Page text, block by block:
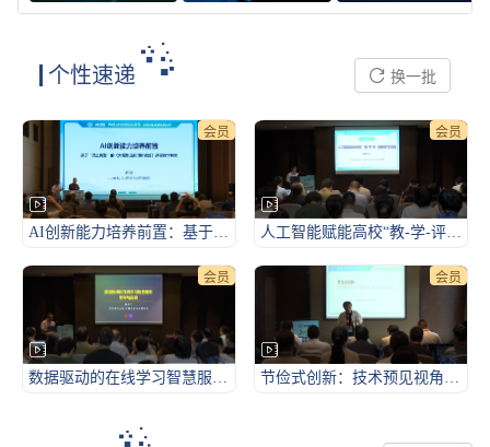
个性速递 换一批
会员
AI创新能力培养前置：基于“码上初发”的《大模型应用创新实践》课程教学探索-2026CCF未来计算机教育峰会（FCES 2026）
会员
人工智能赋能高校“教-学-评”的探索与实践-2026CCF未来计算机教育峰会（FCES 2026）
会员
数据驱动的在线学习智慧服务：思考与探索-2026CCF未来计算机教育峰会（FCES 2026）
会员
节俭式创新：技术预见视角下的AI通识课程开发框架-2026CCF未来计算机教育峰会（FCES 2026）